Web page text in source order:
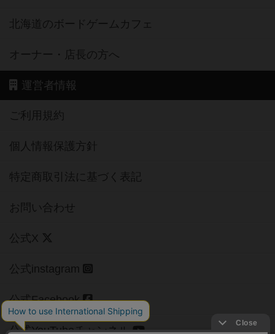
北海道のボードゲームカフェ
オーナー・店長の方へ
運営者情報
ご利用規約
個人情報保護方針
特定商取引法に基づく表記
お問い合わせ
公式X
公式instagram
公式Facebook
公式YouTubeチャンネル